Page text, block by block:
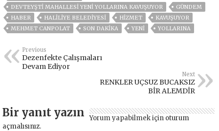
DEVTEYŞTİ MAHALLESİ YENİ YOLLARINA KAVUŞUYOR
GÜNDEM
HABER
HALİLİYE BELEDİYESİ HİZMET
KAVUŞUYOR
MEHMET CANPOLAT
SON DAKIKA YENİ YOLLARINA
Previous
Dezenfekte Çalışmaları
Devam Ediyor
Next
RENKLER UÇSUZ BUCAKSIZ
BİR ALEMDİR
Bir yanıt yazın Yorum yapabilmek için oturum
açmalısınız.